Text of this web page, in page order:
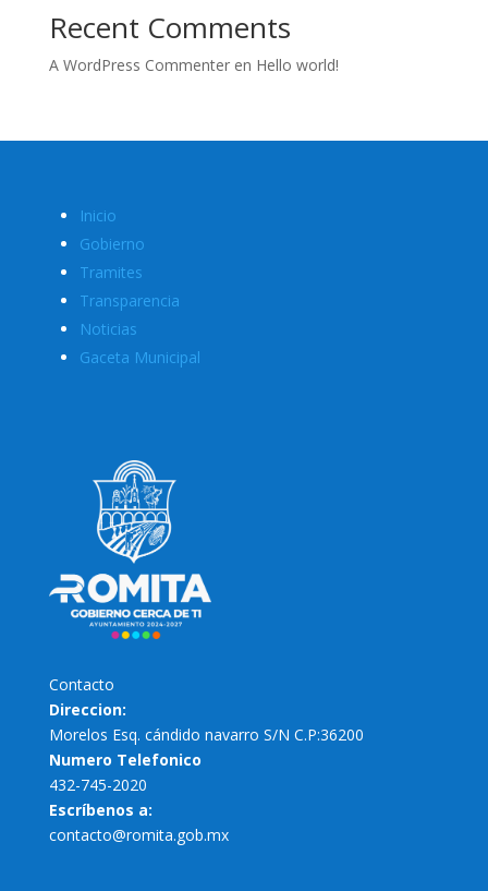
Recent Comments
A WordPress Commenteren Hello world!
Inicio
Gobierno
Tramites
Transparencia
Noticias
Gaceta Municipal
Contacto
Direccion:
Morelos Esq. cándido navarro S/N C.P:36200
Numero Telefonico
432-745-2020
Escríbenos a:
contacto@romita.gob.mx